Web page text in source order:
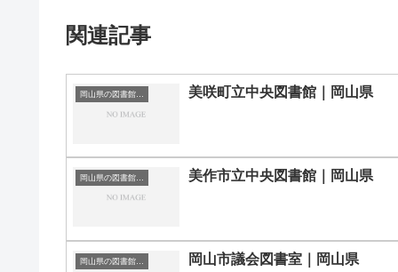
関連記事
岡山県の図書館｜勉強できる場所 美咲町立中央図書館｜岡山県
岡山県の図書館｜勉強できる場所 美作市立中央図書館｜岡山県
岡山市議会図書室｜岡山県